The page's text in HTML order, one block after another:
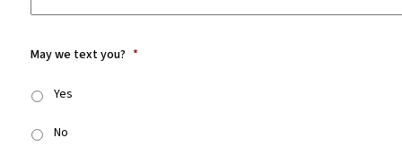
May we text you? *
Yes
No